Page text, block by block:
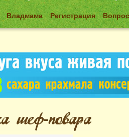
Владмама Регистрация